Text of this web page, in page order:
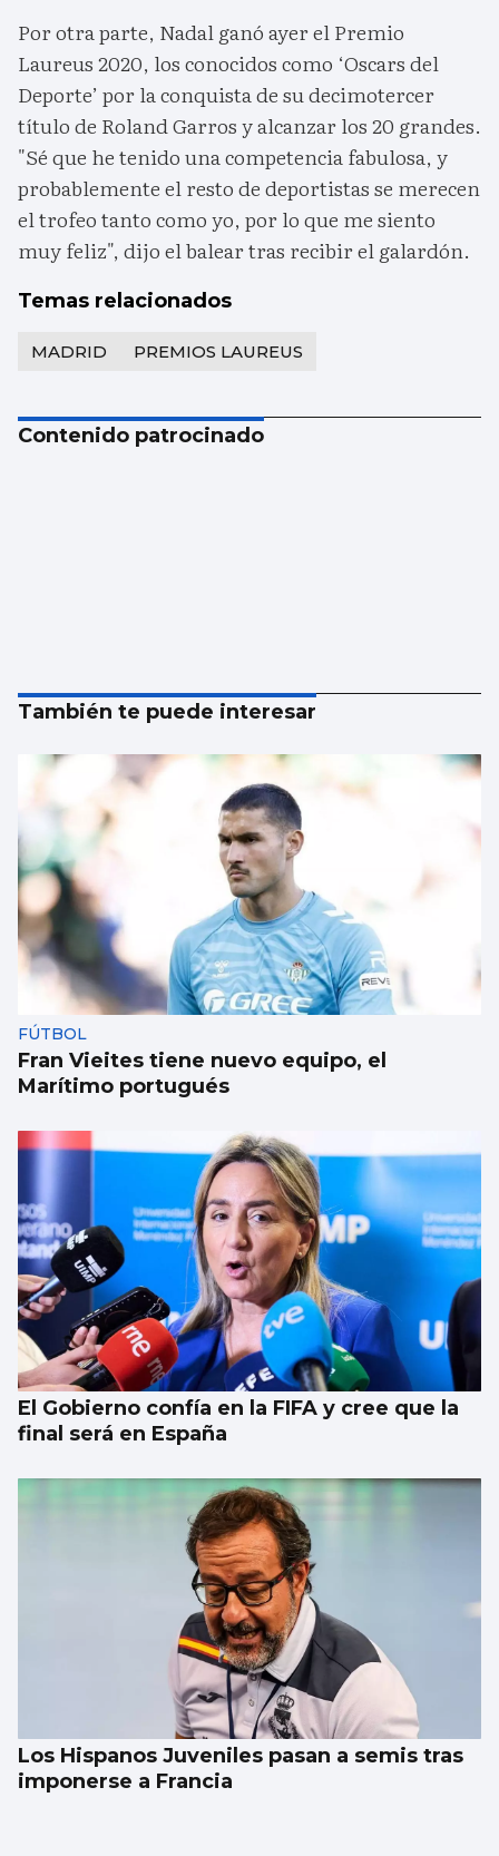
Por otra parte, Nadal ganó ayer el Premio
Laureus 2020, los conocidos como ‘Oscars del
Deporte’ por la conquista de su decimotercer
título de Roland Garros y alcanzar los 20 grandes.
"Sé que he tenido una competencia fabulosa, y
probablemente el resto de deportistas se merecen
el trofeo tanto como yo, por lo que me siento
muy feliz", dijo el balear tras recibir el galardón.
Temas relacionados
MADRID PREMIOS LAUREUS
Contenido patrocinado
También te puede interesar
FÚTBOL
Fran Vieites tiene nuevo equipo, el
Marítimo portugués
El Gobierno confía en la FIFA y cree que la
final será en España
Los Hispanos Juveniles pasan a semis tras
imponerse a Francia